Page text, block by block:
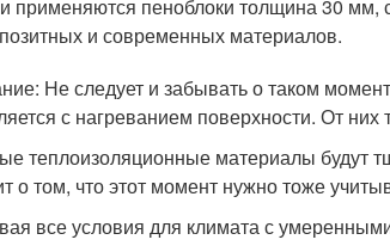
применяются пеноблоки толщина 30 мм,
и современных материалов.
Не следует и забывать о таком
с нагреванием поверхности. От
теплоизоляционные материалы будут
о том, что этот момент нужно тоже
все условия для климата с